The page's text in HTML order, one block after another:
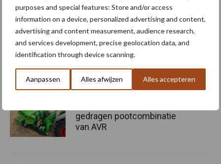
purposes and special features: Store and/or access
information on a device, personalized advertising and content,
advertising and content measurement, audience research,
and services development, precise geolocation data, and
identification through device scanning.
Aanpassen Alles afwijzen Alles accepteren
Meer artikelen over
“Hoge verwachtingen van
schijven voor kouters”
gedragen pootcombinatie
van AVR